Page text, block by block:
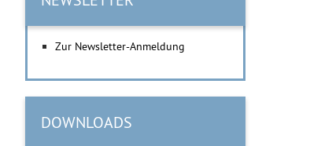
Zur Newsletter-Anmeldung
DOWNLOADS